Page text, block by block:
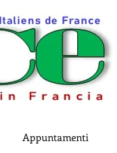
Appuntamenti